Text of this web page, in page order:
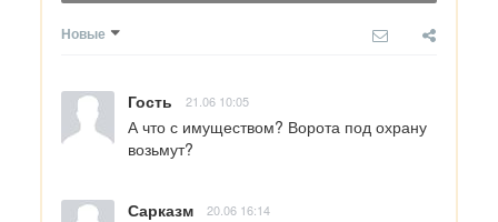
Новые
Гость 21.06 10:05
А что с имуществом? Ворота под охрану
возьмут?
Сарказм 20.06 16:14